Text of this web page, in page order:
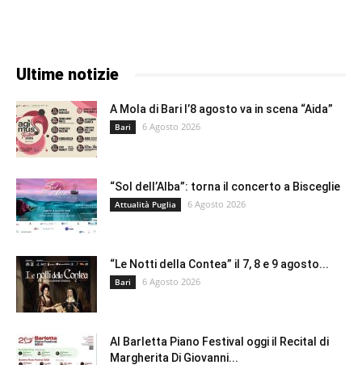
Ultime notizie
A Mola di Bari l’8 agosto va in scena “Aida”
Bari 6 Agosto 2026
“Sol dell’Alba”: torna il concerto a Bisceglie
Attualità Puglia 6 Agosto 2026
“Le Notti della Contea” il 7, 8 e 9 agosto...
Bari 6 Agosto 2026
Al Barletta Piano Festival oggi il Recital di
Margherita Di Giovanni...